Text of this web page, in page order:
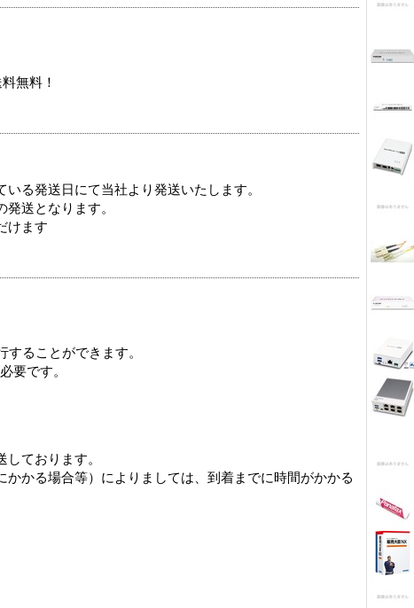
無料！
る発送日にて当社より発送いたします。
送となります。
けます
ることができます。
要です。
ております。
かる場合等）によりましては、到着までに時間がかかる